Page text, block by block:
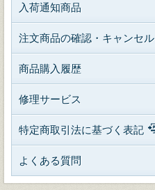
入荷通知商品
注文商品の確認・キャンセル
商品購入履歴
修理サービス
特定商取引法に基づく表記
よくある質問